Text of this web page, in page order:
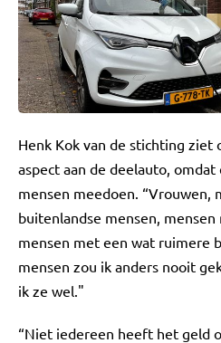
Henk Kok van de stichting ziet
aspect aan de deelauto,
mensen meedoen. “Vrouwen,
buitenlandse mensen, mensen
mensen met een wat ruimere
mensen zou ik anders nooit
ik ze wel."
“Niet iedereen heeft het geld